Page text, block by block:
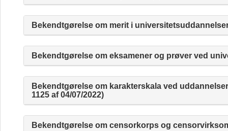
Bekendtgørelse om merit i
Bekendtgørelse om eksamener og prøver ved
Bekendtgørelse om karakterskala ved
1125 af 04/07/2022)
Bekendtgørelse om censorkorps og